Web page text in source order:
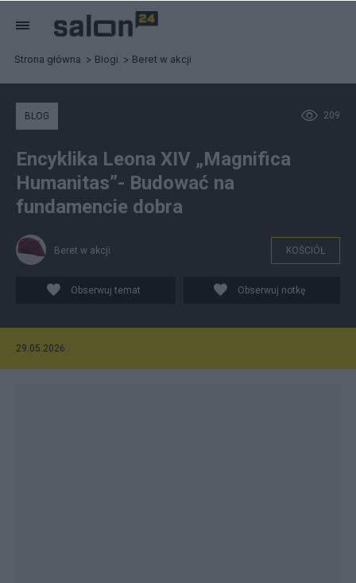
Strona główna Blogi Beret w akcji
209
BLOG
Encyklika Leona XIV „Magnifica
Humanitas”- Budować na
fundamencie dobra
Beret w akcji KOŚCIÓŁ
Obserwuj temat Obserwuj notkę
29.05.2026